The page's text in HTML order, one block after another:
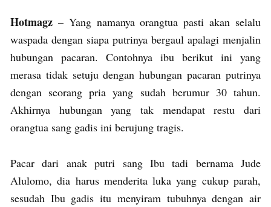
Hotmagz – Yang namanya orangtua pasti akan selalu
waspada dengan siapa putrinya bergaul apalagi menjalin
hubungan pacaran. Contohnya ibu berikut ini yang
merasa tidak setuju dengan hubungan pacaran putrinya
dengan seorang pria yang sudah berumur 30 tahun.
Akhirnya hubungan yang tak mendapat restu dari
orangtua sang gadis ini berujung tragis.
Pacar dari anak putri sang Ibu tadi bernama Jude
Alulomo, dia harus menderita luka yang cukup parah,
sesudah Ibu gadis itu menyiram tubuhnya dengan air